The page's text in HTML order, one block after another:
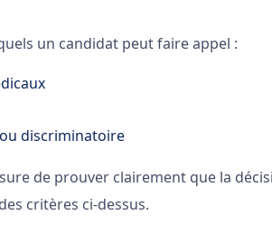
un candidat peut faire appel :
discriminatoire
de prouver clairement que la
critères ci-dessus.